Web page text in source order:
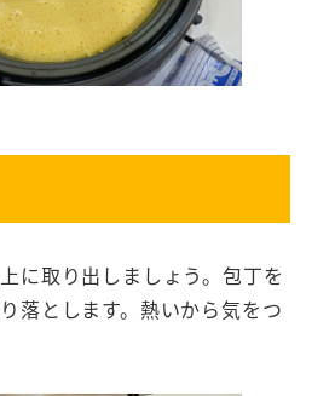
に取り出しましょう。包丁を
落とします。熱いから気をつ